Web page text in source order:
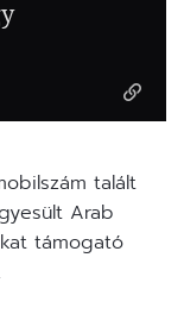
talált
Arab
támogató